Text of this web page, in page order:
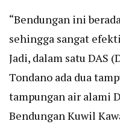
“Bendungan ini
sehingga sangat
Jadi, dalam satu DAS
Tondano ada dua
tampungan air alami
Bendungan Kuwil